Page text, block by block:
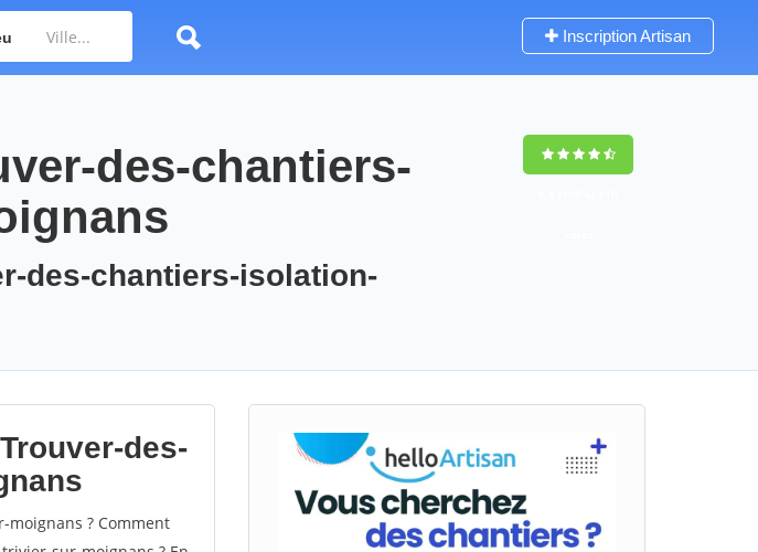
Inscription Artisan
des-chantiers-
des-chantiers-isolation-
des-
? Comment